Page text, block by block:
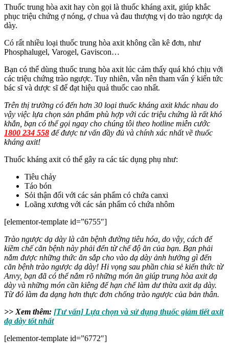
Thuốc trung hòa axit hay còn gọi là thuốc kháng axit, giúp khắc
phục triệu chứng ợ nóng, ợ chua và đau thượng vị do trào ngược dạ
dày.
Có rất nhiều loại thuốc trung hòa axit không cần kê đơn, như
Phosphalugel, Varogel, Gaviscon…
Bạn có thể dùng thuốc trung hòa axit lúc cảm thấy quá khó chịu với
các triệu chứng trào ngược. Tuy nhiên, vẫn nên tham vấn ý kiến tức
bác sĩ và dược sĩ để đạt hiệu quả thuốc cao nhất.
Trên thị trường có đến hơn 30 loại thuốc kháng axit khác nhau do
vậy việc lựa chọn sản phẩm phù hợp với các triệu chứng là rất khó
khắn, bạn có thể gọi ngay cho chúng tôi theo hotline miễn cước
1800 234 558 để được tư vấn đầy đủ và chính xác nhất về thuốc
kháng axit!
Thuốc kháng axit có thể gây ra các tác dụng phụ như:
Tiêu chảy
Táo bón
Sỏi thận đối với các sản phẩm có chứa canxi
Loãng xương với các sản phẩm có chứa nhôm
[elementor-template id=”6755″]
Trào ngược dạ dày là căn bệnh đường tiêu hóa, do vậy, cách để
kiềm chế căn bệnh này phải đến từ chế độ ăn của bạn. Bạn phải
nắm được những thức ăn sắp cho vào dạ dày ảnh hưởng gì đến
căn bệnh trào ngược dạ dày! Hi vọng sau phần chia sẻ kiến thức từ
Anvy, bạn đã có thể nắm rõ những món ăn giúp trung hòa axit dạ
dày và những món cần kiêng để hạn chế làm dư thừa axit dạ dày.
Từ đó làm đa dạng hơn thực đơn chống trào ngược của bản thân.
>> Xem thêm: [Tư vấn] Lựa chọn và sử dụng thuốc giảm tiết axit
dạ dày tốt nhất
[elementor-template id=”6772″]